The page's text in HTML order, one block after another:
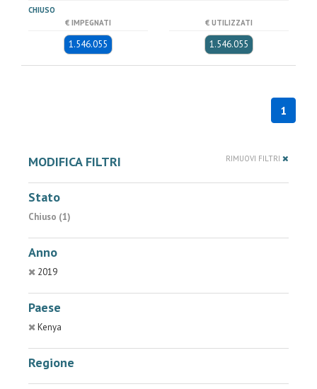
CHIUSO
€ IMPEGNATI
1.546.055
€ UTILIZZATI
1.546.055
1
MODIFICA FILTRI RIMUOVI FILTRI
Stato
Chiuso (1)
Anno
2019
Paese
Kenya
Regione